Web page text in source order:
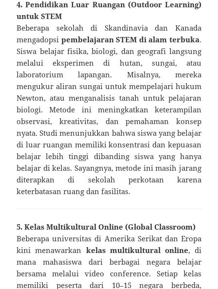
4. Pendidikan Luar Ruangan (Outdoor Learning)
untuk STEM
Beberapa sekolah di Skandinavia dan Kanada
mengadopsi pembelajaran STEM di alam terbuka.
Siswa belajar fisika, biologi, dan geografi langsung
melalui eksperimen di hutan, sungai, atau
laboratorium lapangan. Misalnya, mereka
mengukur aliran sungai untuk mempelajari hukum
Newton, atau menganalisis tanah untuk pelajaran
biologi. Metode ini meningkatkan keterampilan
observasi, kreativitas, dan pemahaman konsep
nyata. Studi menunjukkan bahwa siswa yang belajar
di luar ruangan memiliki konsentrasi dan kepuasan
belajar lebih tinggi dibanding siswa yang hanya
belajar di kelas. Sayangnya, metode ini masih jarang
diterapkan di sekolah perkotaan karena
keterbatasan ruang dan fasilitas.
5. Kelas Multikultural Online (Global Classroom)
Beberapa universitas di Amerika Serikat dan Eropa
kini menawarkan kelas multikultural online, di
mana mahasiswa dari berbagai negara belajar
bersama melalui video conference. Setiap kelas
memiliki peserta dari 10–15 negara berbeda,